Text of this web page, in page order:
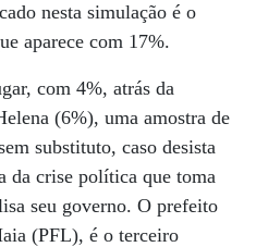
nesta simulação é o
aparece com 17%.
com 4%, atrás da
(6%), uma amostra de
substituto, caso desista
da crise política que toma
seu governo. O prefeito
(PFL), é o terceiro